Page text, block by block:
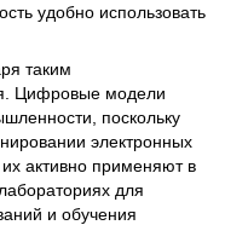
удобно использовать
таким
Цифровые модели
поскольку
электронных
активно применяют в
для
и обучения